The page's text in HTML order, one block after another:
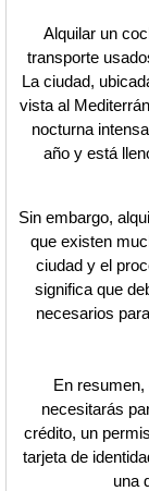
Alquilar un
transporte
La ciudad,
vista al
nocturna
año y está
Sin embargo,
que existen
ciudad y el
significa que
necesarios
En
necesitarás
crédito, un
tarjeta de
una